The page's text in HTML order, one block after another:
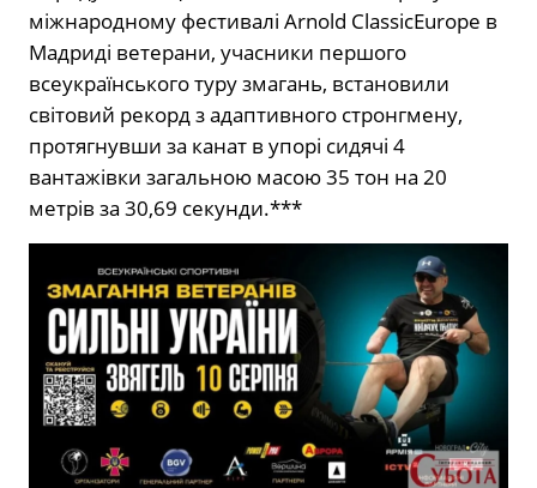
міжнародному фестивалі Arnold ClassicEurope в
Мадриді ветерани, учасники першого
всеукраїнського туру змагань, встановили
світовий рекорд з адаптивного стронгмену,
протягнувши за канат в упорі сидячі 4
вантажівки загальною масою 35 тон на 20
метрів за 30,69 секунди.***